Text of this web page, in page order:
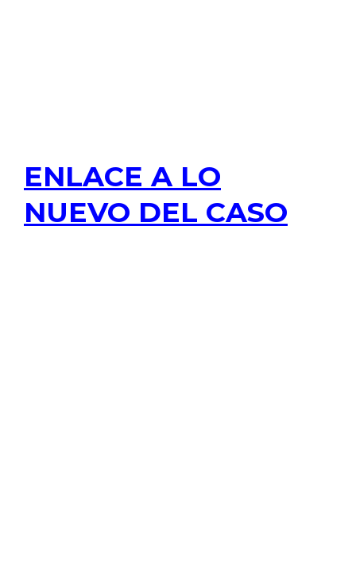
ENLACE A LO
NUEVO DEL CASO